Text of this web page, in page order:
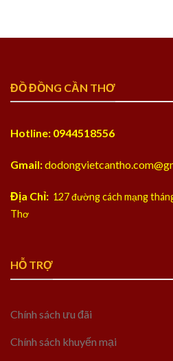
ĐỒ ĐỒNG CẦN THƠ
Hotline: 0944518556
Gmail:
Địa Chỉ: 127 đường cách mạng
Thơ
HỖ TRỢ
Chính sách ưu đãi
Chính sách khuyến mại